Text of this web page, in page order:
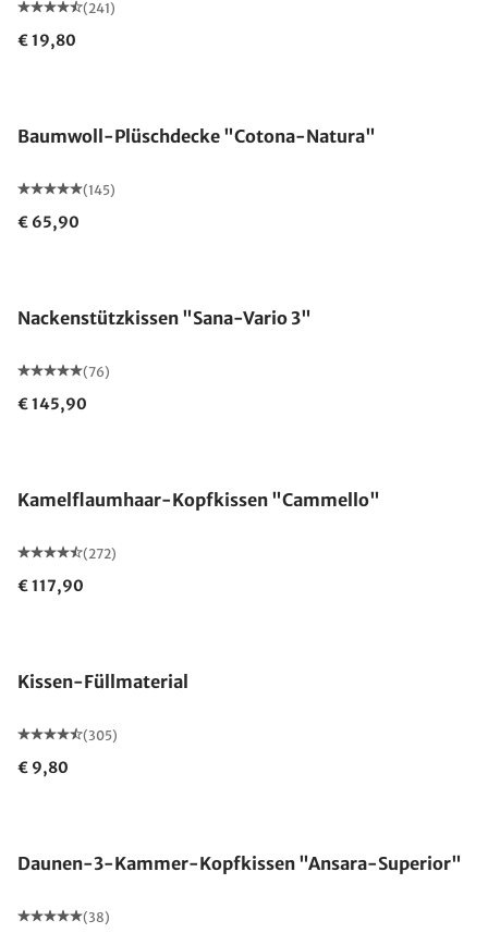
(241)
€ 19,80
Baumwoll-Plüschdecke "Cotona-Natura"
(145)
€ 65,90
Nackenstützkissen "Sana-Vario 3"
(76)
€ 145,90
Kamelflaumhaar-Kopfkissen "Cammello"
(272)
€ 117,90
Kissen-Füllmaterial
(305)
€ 9,80
Daunen-3-Kammer-Kopfkissen "Ansara-Superior"
(38)